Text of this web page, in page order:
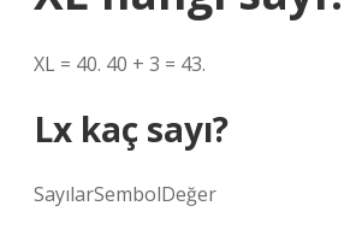
XL = 40. 40 + 3 = 43.
Lx kaç sayı?
SayılarSembolDeğer